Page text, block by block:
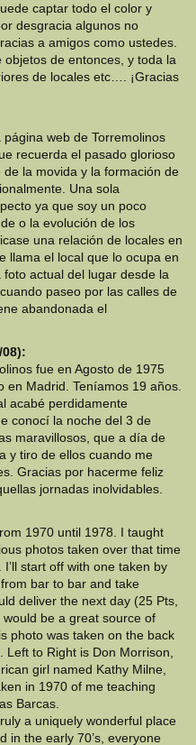
captar todo el color y
desgracia algunos no
a amigos como ustedes.
de entonces, y toda la
de locales etc…. ¡Gracias
web de Torremolinos
recuerda el pasado glorioso
la movida y la formación de
Una sola
ya que soy un poco
o la evolución de los
una relación de locales en
llama el local que lo ocupa en
actual del lugar desde la
paseo por las calles de
abandonada el
fue en Agosto de 1975
Madrid. Teníamos 19 años.
acabé perdidamente
conocí la noche del 3 de
maravillosos, que a día de
y tiro de ellos cuando me
Gracias por hacerme feliz
jornadas inolvidables.
1970 until 1978. I taught
photos taken over that time
start off with one taken by
bar to bar and take
deliver the next day (25 Pts,
be a great source of
photo was taken on the back
Left to Right is Don Morrison,
girl named Kathy Milne,
in 1970 of me teaching
Barcas.
a uniquely wonderful place
in the early 70’s, everyone